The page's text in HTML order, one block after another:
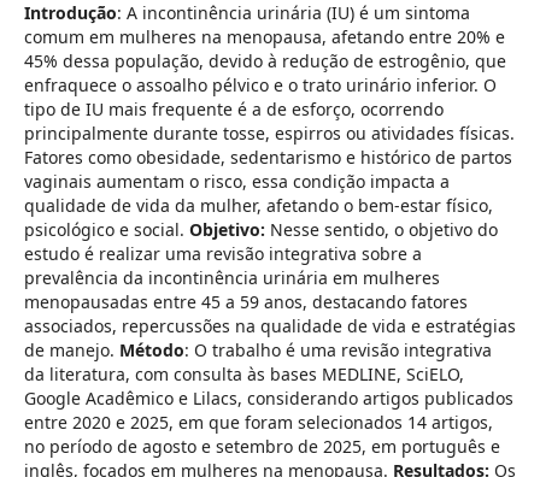
Introdução: A incontinência urinária (IU) é um sintoma
comum em mulheres na menopausa, afetando entre 20% e
45% dessa população, devido à redução de estrogênio, que
enfraquece o assoalho pélvico e o trato urinário inferior. O
tipo de IU mais frequente é a de esforço, ocorrendo
principalmente durante tosse, espirros ou atividades físicas.
Fatores como obesidade, sedentarismo e histórico de partos
vaginais aumentam o risco, essa condição impacta a
qualidade de vida da mulher, afetando o bem-estar físico,
psicológico e social. Objetivo: Nesse sentido, o objetivo do
estudo é realizar uma revisão integrativa sobre a
prevalência da incontinência urinária em mulheres
menopausadas entre 45 a 59 anos, destacando fatores
associados, repercussões na qualidade de vida e estratégias
de manejo. Método: O trabalho é uma revisão integrativa
da literatura, com consulta às bases MEDLINE, SciELO,
Google Acadêmico e Lilacs, considerando artigos publicados
entre 2020 e 2025, em que foram selecionados 14 artigos,
no período de agosto e setembro de 2025, em português e
inglês, focados em mulheres na menopausa. Resultados: Os